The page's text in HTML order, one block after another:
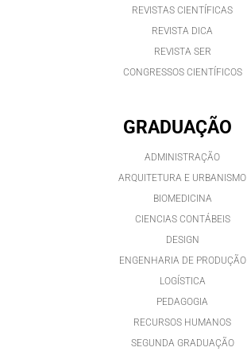
REVISTAS CIENTÍFICAS
REVISTA DICA
REVISTA SER
CONGRESSOS CIENTÍFICOS
GRADUAÇÃO
ADMINISTRAÇÃO
ARQUITETURA E URBANISMO
BIOMEDICINA
CIENCIAS CONTÁBEIS
DESIGN
ENGENHARIA DE PRODUÇÃO
LOGÍSTICA
PEDAGOGIA
RECURSOS HUMANOS
SEGUNDA GRADUAÇÃO